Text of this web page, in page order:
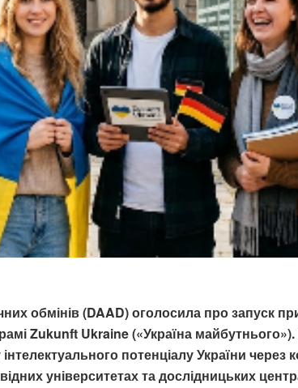
обмінів (DAAD) оголосила про запуск
Zukunft Ukraine («Україна майбутнього»).
потенціалу України через
університетах та дослідницьких